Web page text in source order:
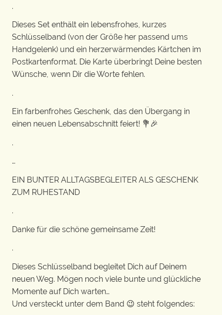
.
Dieses Set enthält ein lebensfrohes, kurzes
Schlüsselband (von der Größe her passend ums
Handgelenk) und ein herzerwärmendes Kärtchen im
Postkartenformat. Die Karte überbringt Deine besten
Wünsche, wenn Dir die Worte fehlen.
.
Ein farbenfrohes Geschenk, das den Übergang in
einen neuen Lebensabschnitt feiert! 💐🎉
.
…
EIN BUNTER ALLTAGSBEGLEITER ALS GESCHENK
ZUM RUHESTAND
.
Danke für die schöne gemeinsame Zeit!
.
Dieses Schlüsselband begleitet Dich auf Deinem
neuen Weg. Mögen noch viele bunte und glückliche
Momente auf Dich warten…
Und versteckt unter dem Band 😉 steht folgendes: